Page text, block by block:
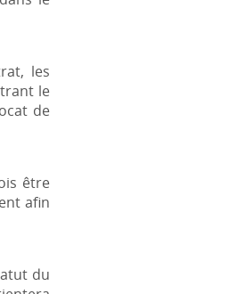
les
le
de
être
afin
du